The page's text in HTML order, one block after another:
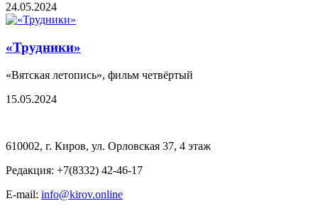
24.05.2024
«Трудники»
«Вятская летопись», фильм четвёртый
15.05.2024
610002, г. Киров, ул. Орловская 37, 4 этаж
Редакция: +7(8332) 42-46-17
E-mail: info@kirov.online